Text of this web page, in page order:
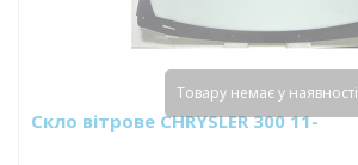
Скло вітрове CHRYSLER 300 11-
Товару немає у наявності